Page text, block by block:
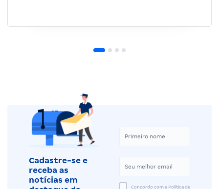
Cadastre-se e
receba as
notícias em
Concordo com a Política de